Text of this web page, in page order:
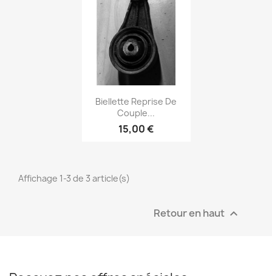
Aperçu rapide
Biellette Reprise De
Couple...
15,00 €
Affichage 1-3 de 3 article(s)
Retour en haut 